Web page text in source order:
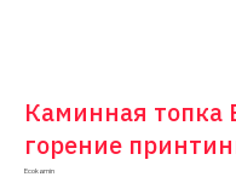
Каминная топка
горение
Ecokamin